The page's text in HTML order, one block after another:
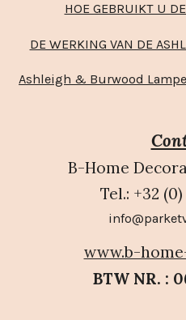
HOE GEBRUIKT U
DE WERKING VAN DE
Ashleigh & Burwood
B-Home
Tel.: +32 (0)
www.b-
BTW NR. :